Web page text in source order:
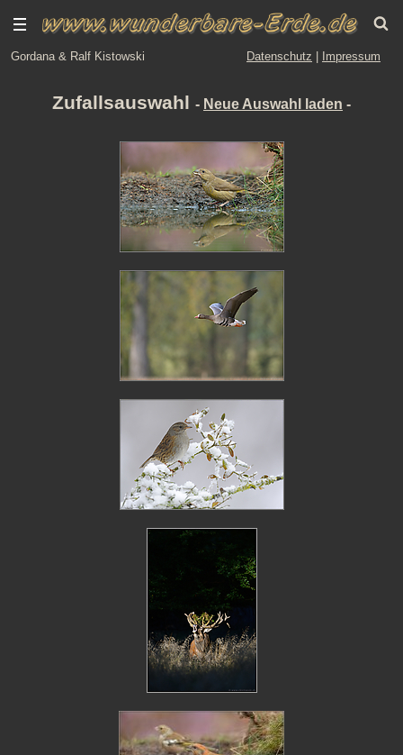
Gordana & Ralf Kistowski Datenschutz Impressum
Zufallsauswahl - Neue Auswahl laden -